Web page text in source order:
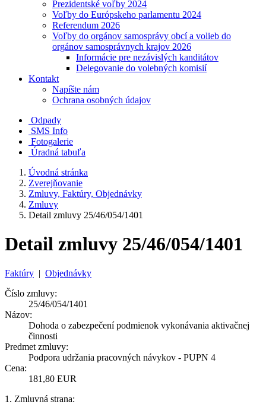
Prezidentské voľby 2024
Voľby do Európskeho parlamentu 2024
Referendum 2026
Voľby do orgánov samosprávy obcí a volieb do
orgánov samosprávnych krajov 2026
Informácie pre nezávislých kanditátov
Delegovanie do volebných komisií
Kontakt
Napíšte nám
Ochrana osobných údajov
Odpady
SMS Info
Fotogalerie
Úradná tabuľa
Úvodná stránka
Zverejňovanie
Zmluvy, Faktúry, Objednávky
Zmluvy
Detail zmluvy 25/46/054/1401
Detail zmluvy 25/46/054/1401
Faktúry | Objednávky
Číslo zmluvy:
25/46/054/1401
Názov:
Dohoda o zabezpečení podmienok vykonávania aktivačnej
činnosti
Predmet zmluvy:
Podpora udržania pracovných návykov - PUPN 4
Cena:
181,80 EUR
1. Zmluvná strana: